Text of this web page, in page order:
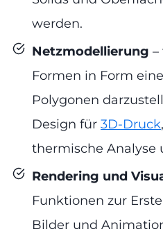
werden.
Netzmodellierung
Formen in Form
Polygonen
Design für 3D-Druck
thermische Analyse
Rendering und
Funktionen zur
Bilder und